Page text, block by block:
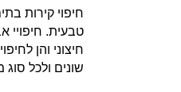
חיפוי קירות
טבעית. חיפויי
חיצוני והן
שונים ולכל